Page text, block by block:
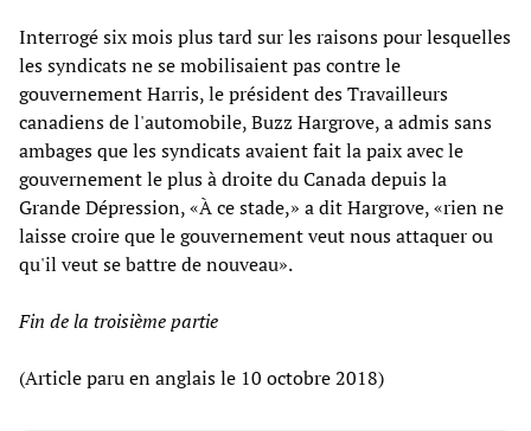
Interrogé six mois plus tard sur les raisons pour lesquelles
les syndicats ne se mobilisaient pas contre le
gouvernement Harris, le président des Travailleurs
canadiens de l'automobile, Buzz Hargrove, a admis sans
ambages que les syndicats avaient fait la paix avec le
gouvernement le plus à droite du Canada depuis la
Grande Dépression, «À ce stade,» a dit Hargrove, «rien ne
laisse croire que le gouvernement veut nous attaquer ou
qu'il veut se battre de nouveau».
Fin de la troisième partie
(Article paru en anglais le 10 octobre 2018)